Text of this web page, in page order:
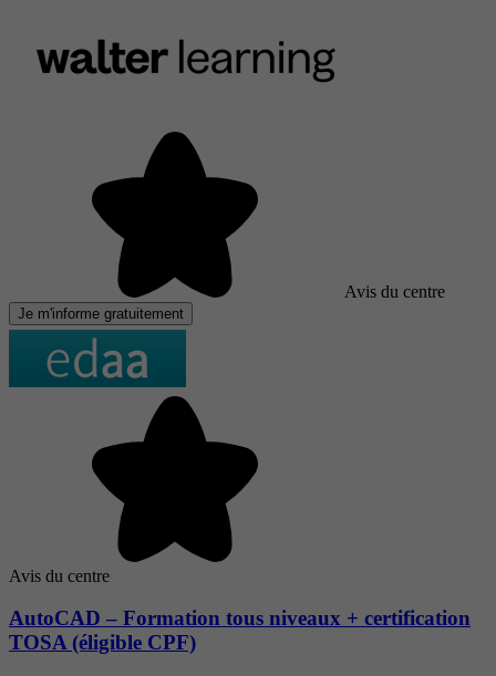
Avis du centre
Je m'informe gratuitement
Avis du centre
AutoCAD – Formation tous niveaux + certification
TOSA (éligible CPF)